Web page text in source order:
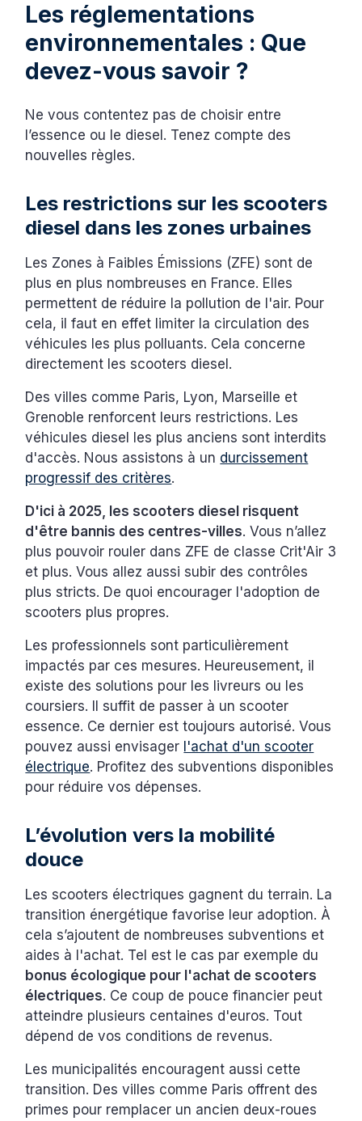
Les réglementations
environnementales : Que
devez-vous savoir ?
Ne vous contentez pas de choisir entre
l’essence ou le diesel. Tenez compte des
nouvelles règles.
Les restrictions sur les scooters
diesel dans les zones urbaines
Les Zones à Faibles Émissions (ZFE) sont de
plus en plus nombreuses en France. Elles
permettent de réduire la pollution de l'air. Pour
cela, il faut en effet limiter la circulation des
véhicules les plus polluants. Cela concerne
directement les scooters diesel.
Des villes comme Paris, Lyon, Marseille et
Grenoble renforcent leurs restrictions. Les
véhicules diesel les plus anciens sont interdits
d'accès. Nous assistons à un durcissement
progressif des critères.
D'ici à 2025, les scooters diesel risquent
d'être bannis des centres-villes. Vous n’allez
plus pouvoir rouler dans ZFE de classe Crit'Air 3
et plus. Vous allez aussi subir des contrôles
plus stricts. De quoi encourager l'adoption de
scooters plus propres.
Les professionnels sont particulièrement
impactés par ces mesures. Heureusement, il
existe des solutions pour les livreurs ou les
coursiers. Il suffit de passer à un scooter
essence. Ce dernier est toujours autorisé. Vous
pouvez aussi envisager l'achat d'un scooter
électrique. Profitez des subventions disponibles
pour réduire vos dépenses.
L’évolution vers la mobilité
douce
Les scooters électriques gagnent du terrain. La
transition énergétique favorise leur adoption. À
cela s’ajoutent de nombreuses subventions et
aides à l'achat. Tel est le cas par exemple du
bonus écologique pour l'achat de scooters
électriques. Ce coup de pouce financier peut
atteindre plusieurs centaines d'euros. Tout
dépend de vos conditions de revenus.
Les municipalités encouragent aussi cette
transition. Des villes comme Paris offrent des
primes pour remplacer un ancien deux-roues